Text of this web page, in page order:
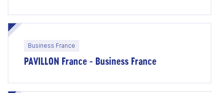
financement Bpifrance
Business France
PAVILLON France - Business France